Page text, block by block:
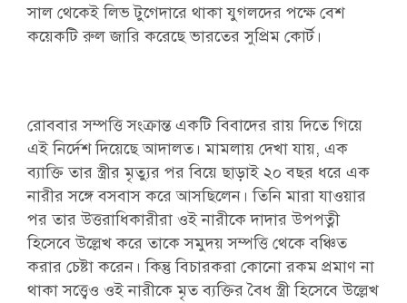
সাল থেকেই লিভ টুগেদারে থাকা যুগলদের পক্ষে বেশ
কয়েকটি রুল জারি করেছে ভারতের সুপ্রিম কোর্ট।
রোববার সম্পত্তি সংক্রান্ত একটি বিবাদের রায় দিতে গিয়ে
এই নির্দেশ দিয়েছে আদালত। মামলায় দেখা যায়, এক
ব্যাক্তি তার স্ত্রীর মৃত্যুর পর বিয়ে ছাড়াই ২০ বছর ধরে এক
নারীর সঙ্গে বসবাস করে আসছিলেন। তিনি মারা যাওয়ার
পর তার উত্তরাধিকারীরা ওই নারীকে দাদার উপপত্নী
হিসেবে উল্লেখ করে তাকে সমুদয় সম্পত্তি থেকে বঞ্চিত
করার চেষ্টা করেন। কিন্তু বিচারকরা কোনো রকম প্রমাণ না
থাকা সত্ত্বেও ওই নারীকে মৃত ব্যক্তির বৈধ স্ত্রী হিসেবে উল্লেখ